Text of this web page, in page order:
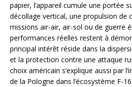
papier, l’appareil cumule une portée
décollage vertical, une propulsion de
missions air-air, air-sol ou de guerre
performances réelles restent à
principal intérêt réside dans la
et la protection contre une attaque
choix américain s’explique aussi par
de la Pologne dans l’écosystème F-